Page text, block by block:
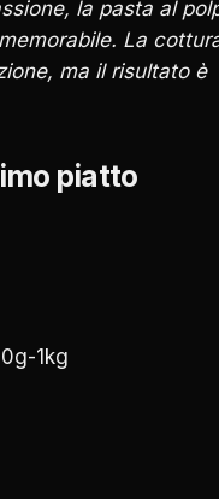
la pasta al
La
ma il risultato è
piatto
1kg